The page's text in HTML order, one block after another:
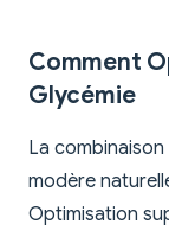
Comment
Glycémie
La
modère
Optimisation